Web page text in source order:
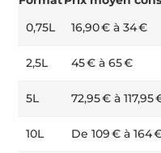
0,75L
16,90 € à 34 €
2,5L 45 € à 65 €
5L 72,95 € à 117,95
10L De 109 € à 164